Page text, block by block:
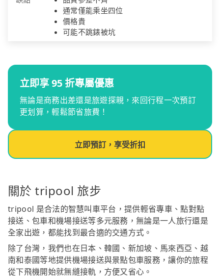
通常僅能乘坐四位
價格貴
可能不跳錶被坑
立即享 95 折專屬優惠
無論是商務出差還是旅遊探親，來回行程一次預訂
更划算，輕鬆節省旅費！
立即預訂，享受折扣
關於 tripool 旅步
tripool 是合法的智慧叫車平台，提供輕省專車、點對點
接送、包車和機場接送等多元服務，無論是一人旅行還是
全家出遊，都能找到最合適的交通方式。
除了台灣，我們也在日本、韓國、新加坡、馬來西亞、越
南和泰國等地提供機場接送與景點包車服務，讓你的旅程
從下飛機開始就無縫接軌，方便又省心。